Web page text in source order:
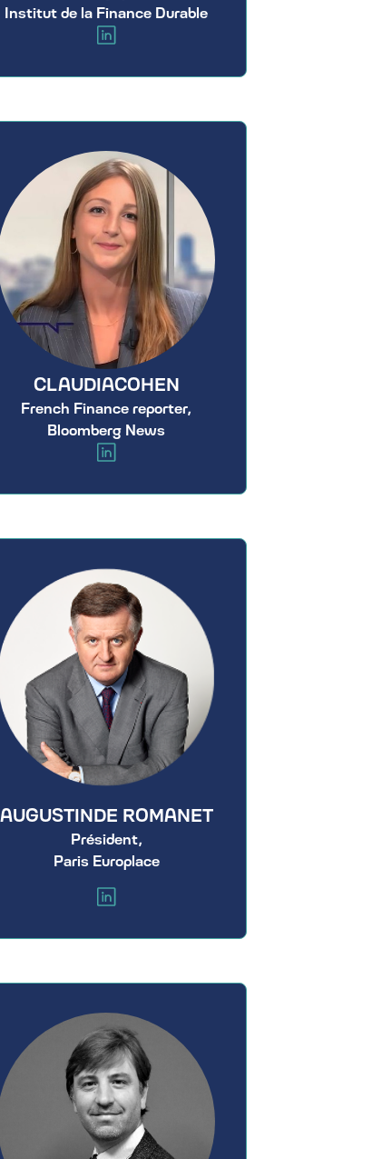
Institut de la Finance Durable
CLAUDIACOHEN
French Finance reporter,
Bloomberg News
AUGUSTINDE ROMANET
Président,
Paris Europlace